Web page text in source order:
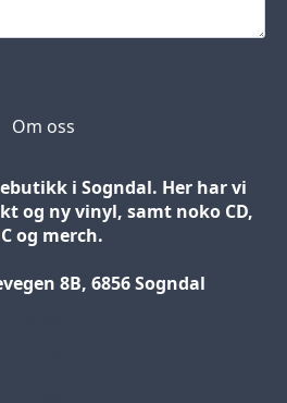
Om oss
i Sogndal. Her har vi
og ny vinyl, samt noko CD,
og merch.
8B, 6856 Sogndal